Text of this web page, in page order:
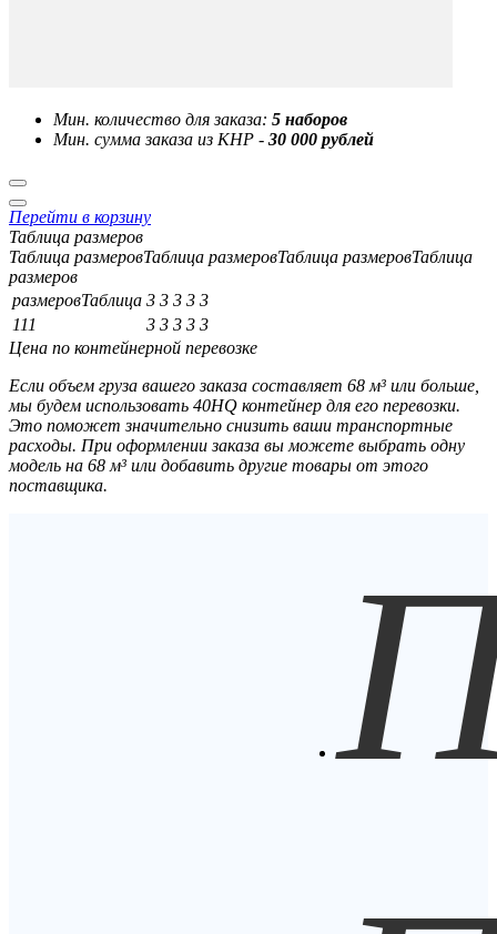
Мин. количество для заказа: 5 наборов
Мин. сумма заказа из КНР - 30 000 рублей
Перейти в корзину
Таблица размеров
Таблица размеровТаблица размеровТаблица размеровТаблица
размеров
размеровТаблица 3 3 3 3 3
111
3 3 3 3 3
Цена по контейнерной перевозке
Если объем груза вашего заказа составляет 68 м³ или больше,
мы будем использовать 40HQ контейнер для его перевозки.
Это поможет значительно снизить ваши транспортные
расходы. При оформлении заказа вы можете выбрать одну
модель на 68 м³ или добавить другие товары от этого
поставщика.